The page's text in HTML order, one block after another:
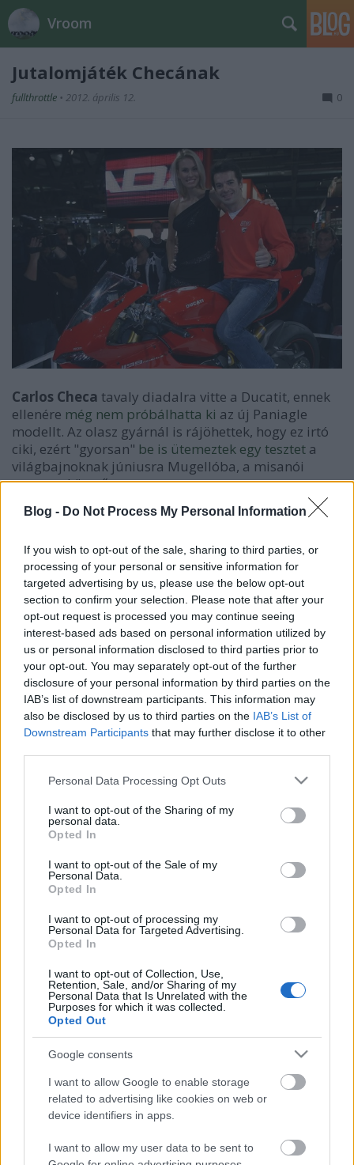
Blog - Do Not Process My Personal Information
If you wish to opt-out of the sale, sharing to third parties, or
processing of your personal or sensitive information for
targeted advertising by us, please use the below opt-out
section to confirm your selection. Please note that after your
opt-out request is processed you may continue seeing
interest-based ads based on personal information utilized by
us or personal information disclosed to third parties prior to
your opt-out. You may separately opt-out of the further
disclosure of your personal information by third parties on the
IAB’s list of downstream participants. This information may
also be disclosed by us to third parties on the IAB’s List of
Downstream Participants that may further disclose it to other
Please note that this website/app uses one or more Google
not limited to your visit or usage behaviour. You may click to
grant or deny consent to Google and its third-party tags to
use your data for below specified purposes in below Google
consent section.
Personal Data Processing Opt Outs
I want to opt-out of the Sharing of my
personal data.
Opted In
I want to opt-out of the Sale of my
Personal Data.
Opted In
I want to opt-out of processing my
Personal Data for Targeted Advertising.
Opted In
I want to opt-out of Collection, Use,
Retention, Sale, and/or Sharing of my
Personal Data that Is Unrelated with the
Purposes for which it was collected.
Opted Out
Google consents
I want to allow Google to enable storage
related to advertising like cookies on web or
device identifiers in apps.
I want to allow my user data to be sent to
Vroom
Jutalomjáték Checának
fullthrottle • 2012. április 12. 0
Carlos Checa tavaly diadalra vitte a Ducatit, ennek
ellenére még nem próbálhatta ki az új Paniagle
modellt. Az olasz gyárnál is rájöhettek, hogy ez irtó
ciki, ezért "gyorsan" be is ütemeztek egy tesztet a
világbajnoknak júniusra Mugellóba, a misanói
versenyt követően.
A gyár álláspontja szerint az eddigi mellőzés nem
hamarabb most már nem tudják tenni a próba
idejét, mert az összes tesztelési időpont túl közel van
valamilyen versenyhez. A másik ok, hogy a Panigale
eléggé más technika, mint amivel a spanyol
versenyző most megy. Azt pedig nem szeretnék, hogy
Checa figyelmét eltereljék a világbajnokságtól,
hiszen neki most az az elsődleges célja, hogy
megvédje bajnoki címét.
A motor viszont úgy tűnik versenyképes, hiszen az
imolai forduló során Eddi La Marra majdnem
győzelemre is vitte a Superstock 1000 kategóriában
mindezt Ivan Goi pedigmeg is oldotta
, megszerezve
a típus első komoly sikerét.
Címkék:checa ducati
Ajánlott bejegyzések:
Nap képe: ahol a pitlane is zöld